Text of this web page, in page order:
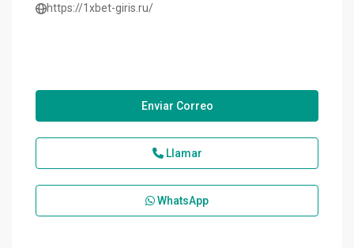
https://1xbet-giris.ru/
Enviar Correo
Llamar
WhatsApp